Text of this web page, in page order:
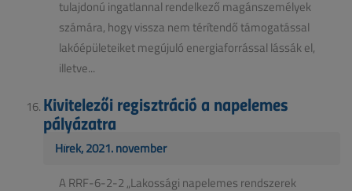
tulajdonú ingatlannal rendelkező magánszemélyek
számára, hogy vissza nem térítendő támogatással
lakóépületeiket megújuló energiaforrással lássák el,
illetve...
Kivitelezői regisztráció a napelemes
pályázatra
Hírek, 2021. november
A RRF-6-2-2 „Lakossági napelemes rendszerek